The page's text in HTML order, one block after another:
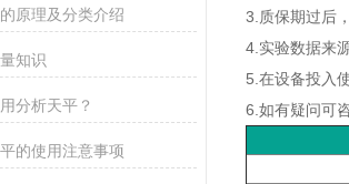
原理及分类介绍
知识
分析天平？
的使用注意事项
3.质保期过后
4.实验数据来
5.在设备投入
6.如有疑问可